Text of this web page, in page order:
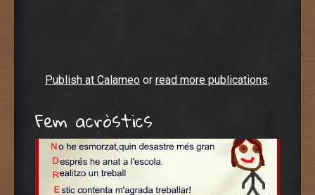
Publish at Calameo or read more publications.
Fem acròstics